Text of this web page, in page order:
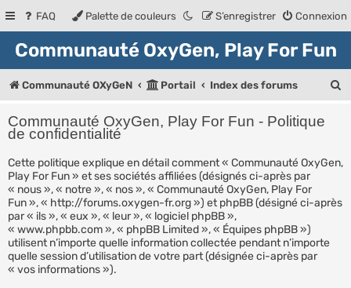
FAQ Connexion
S’enregistrer
Palette de couleurs
Communauté OxyGen, Play For Fun
Communauté OXyGeN Portail Index des forums
Communauté OxyGen, Play For Fun - Politique
de confidentialité
Cette politique explique en détail comment « Communauté OxyGen,
Play For Fun » et ses sociétés affiliées (désignés ci-après par
« nous », « notre », « nos », « Communauté OxyGen, Play For
Fun », « http://forums.oxygen-fr.org ») et phpBB (désigné ci-après
par « ils », « eux », « leur », « logiciel phpBB »,
« www.phpbb.com », « phpBB Limited », « Équipes phpBB »)
utilisent n’importe quelle information collectée pendant n’importe
quelle session d’utilisation de votre part (désignée ci-après par
« vos informations »).